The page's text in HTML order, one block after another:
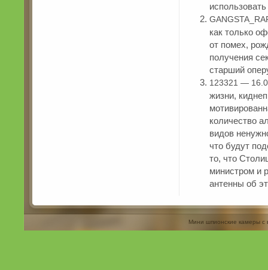
как только
от помех,
получения
старший
123321 —
жизни,
количество
видов
что будут
то, что
министром и
антенны об
Мини шпионские камеры с